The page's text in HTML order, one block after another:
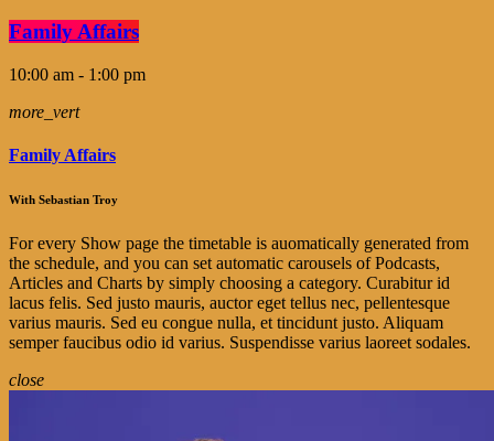
Family Affairs
10:00 am - 1:00 pm
more_vert
Family Affairs
With Sebastian Troy
For every Show page the timetable is auomatically generated from
the schedule, and you can set automatic carousels of Podcasts,
Articles and Charts by simply choosing a category. Curabitur id
lacus felis. Sed justo mauris, auctor eget tellus nec, pellentesque
varius mauris. Sed eu congue nulla, et tincidunt justo. Aliquam
semper faucibus odio id varius. Suspendisse varius laoreet sodales.
close